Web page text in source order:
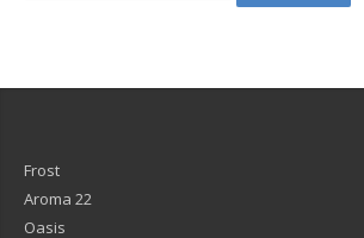
Frost
Aroma 22
Oasis